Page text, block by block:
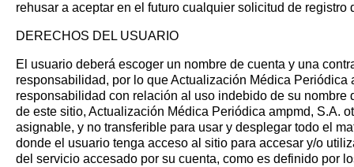
rehusar a aceptar en el futuro cualquier solicitud de registro
DERECHOS DEL USUARIO
El usuario deberá escoger un nombre de cuenta y una
responsabilidad, por lo que Actualización Médica
responsabilidad con relación al uso indebido de su
de este sitio, Actualización Médica Periódica ampmd, S.A.
asignable, y no transferible para usar y desplegar todo el
donde el usuario tenga acceso al sitio para accesar y/o
del servicio accesado por su cuenta, como es definido por